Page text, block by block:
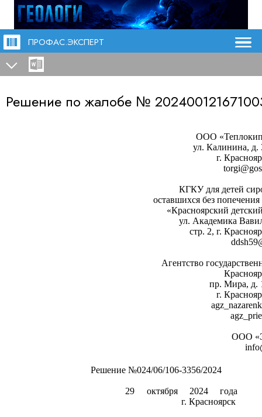
ПРОФАС.ЭКСПЕРТ
Решение по жалобе №
ООО
ул. Калинина,
г.
КГКУ для детей
оставшихся без
«Красноярский
ул. Академика
стр. 2, г.
Агентство
пр. Мира, д.
г.
ООО
Решение №024/06/106-3356/2024
29 октября 2024 года
г. Красноярск